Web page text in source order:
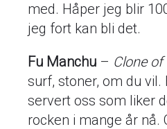
med. Håper jeg blir
jeg fort kan bli det.
Fu Manchu – Clone
surf, stoner, om du vil.
servert oss som liker
rocken i mange år nå.